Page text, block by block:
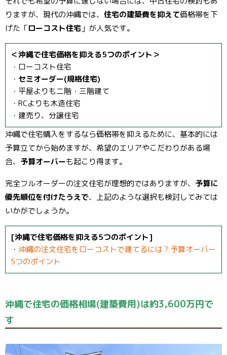
りますが、現代の沖縄では、 住宅の建築費を抑えて価格帯を下
げた「ローコスト住宅 」が人気です。
＜沖縄で住宅価格を抑える5つのポイント＞
・ローコスト住宅
・ セミオーダー(規格住宅)
・平屋よりも二階・三階建て
・RCよりも木造住宅
・建売り、分譲住宅
沖縄で住宅購入をするなら価格帯を抑えるために、基本的には
予算立てから始めますが、希望のエリアやこだわりがある場
合、 予算オーバーも起こり得ます。
完全フルオーダーの注文住宅が理想的ではありますが、 予算に
優先順位を付けたうえで、上記のような選択も検討してみては
いかがでしょうか。
[沖縄で住宅価格を抑える5つのポイント]
・ 沖縄の注文住宅をローコストで建てるには？予算オーバー
5つのポイント
沖縄で住宅の価格相場(建築費用)は約3,600万円で
す